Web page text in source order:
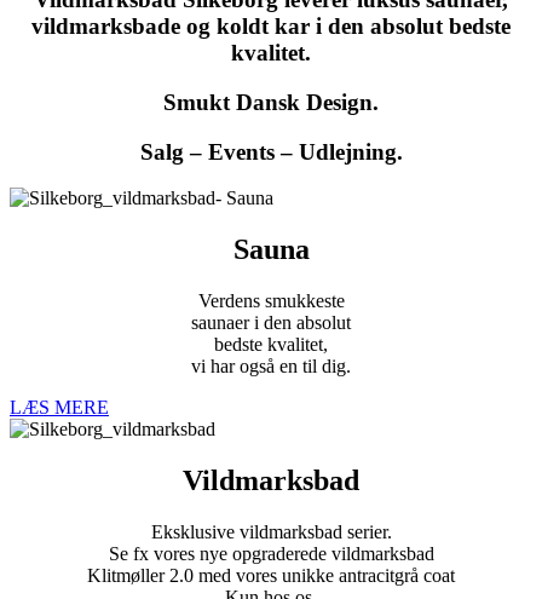
vildmarksbade og koldt kar i den absolut bedste
kvalitet.
Smukt Dansk Design.
Salg – Events – Udlejning.
Sauna
Verdens smukkeste
saunaer i den absolut
bedste kvalitet,
vi har også en til dig.
LÆS MERE
Vildmarksbad
Eksklusive vildmarksbad serier.
Se fx vores nye opgraderede vildmarksbad
Klitmøller 2.0 med vores unikke antracitgrå coat